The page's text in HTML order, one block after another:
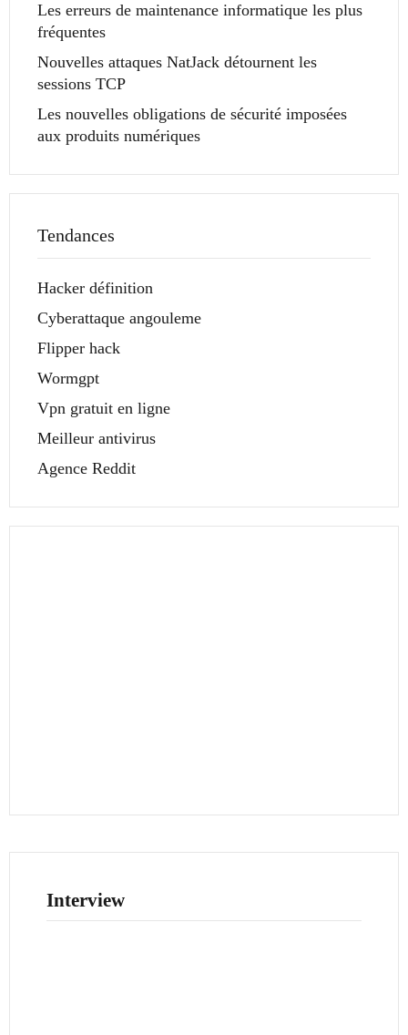
Les erreurs de maintenance informatique les plus
fréquentes
Nouvelles attaques NatJack détournent les
sessions TCP
Les nouvelles obligations de sécurité imposées
aux produits numériques
Tendances
Hacker définition
Cyberattaque angouleme
Flipper hack
Wormgpt
Vpn gratuit en ligne
Meilleur antivirus
Agence Reddit
Interview